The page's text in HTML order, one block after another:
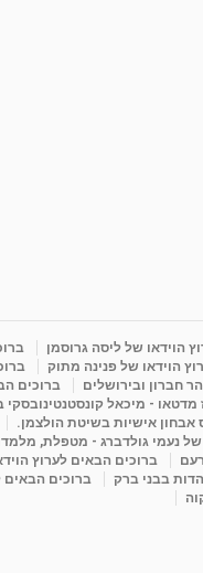
הוידאו של ליסה גרוסמן
הוידאו של פנינה מתוק
חברון ובירושלים
ברוכים
- מיכאל קונסטנטינובסקי
אישיות בשיטת הולצמן.
של נעמי גולדברג - מטפלת,
ברוכים הבאים לערוץ
בבני ברק
ברוכים הבאים